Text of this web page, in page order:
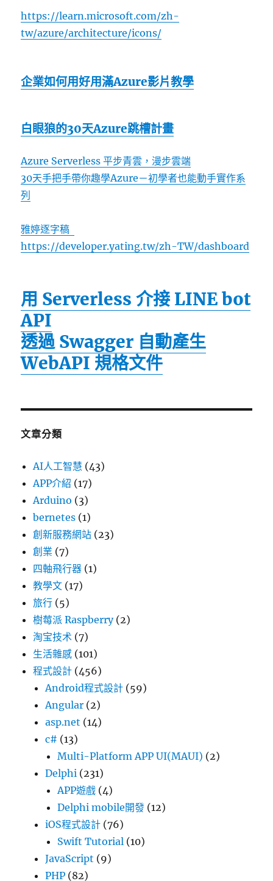
https://learn.microsoft.com/zh-
tw/azure/architecture/icons/
企業如何用好用滿Azure影片教學
白眼狼的30天Azure跳槽計畫
Azure Serverless 平步青雲，漫步雲端
30天手把手帶你趣學Azure－初學者也能動手實作系
列
雅婷逐字稿
https://developer.yating.tw/zh-TW/dashboard
用 Serverless 介接 LINE bot
API
透過 Swagger 自動產生
WebAPI 規格文件
文章分類
AI人工智慧 (43)
APP介紹 (17)
Arduino (3)
bernetes (1)
創新服務網站 (23)
創業 (7)
四軸飛行器 (1)
教學文 (17)
旅行 (5)
樹莓派 Raspberry(2)
淘宝技术 (7)
生活雜感 (101)
程式設計 (456)
Android程式設計 (59)
Angular (2)
asp.net (14)
c# (13)
Multi-Platform APP UI(MAUI) (2)
Delphi (231)
APP遊戲 (4)
Delphi mobile開發 (12)
iOS程式設計 (76)
Swift Tutorial (10)
JavaScript (9)
PHP (82)